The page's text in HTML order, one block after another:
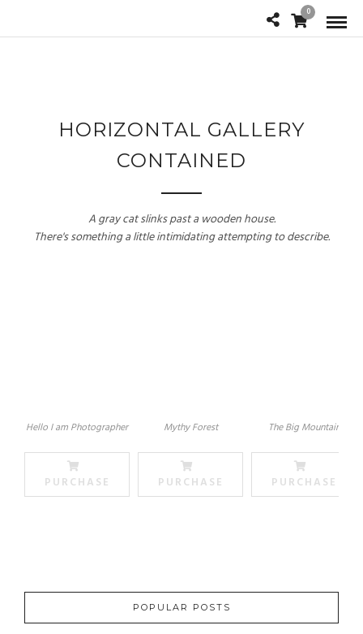
0
HORIZONTAL GALLERY
CONTAINED
A gray cat slinks past a wooden house.
There's something a little intimidating attempting to describe.
Hello I am Photographer
PURCHASE
Mythy Forest
PURCHASE
The Big Mountain
PURCHASE
POPULAR POSTS